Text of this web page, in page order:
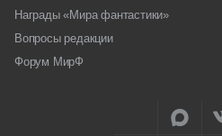
Награды «Мира фантастики»
Вопросы редакции
Форум МирФ